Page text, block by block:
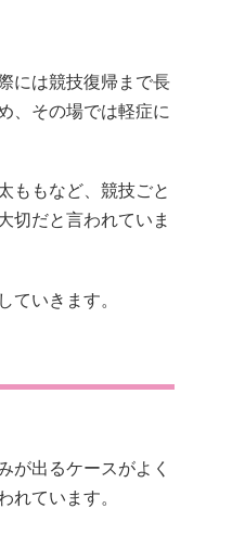
が出るケースがよく
ようです。「少し痛
ています。
態になるケースもあ
プレー後に悪化する